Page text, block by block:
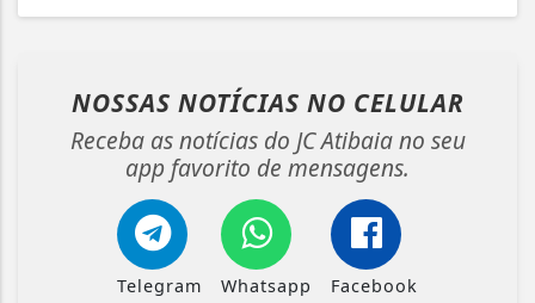
NOSSAS NOTÍCIAS NO CELULAR
Receba as notícias do JC Atibaia no seu
app favorito de mensagens.
Telegram Whatsapp Facebook